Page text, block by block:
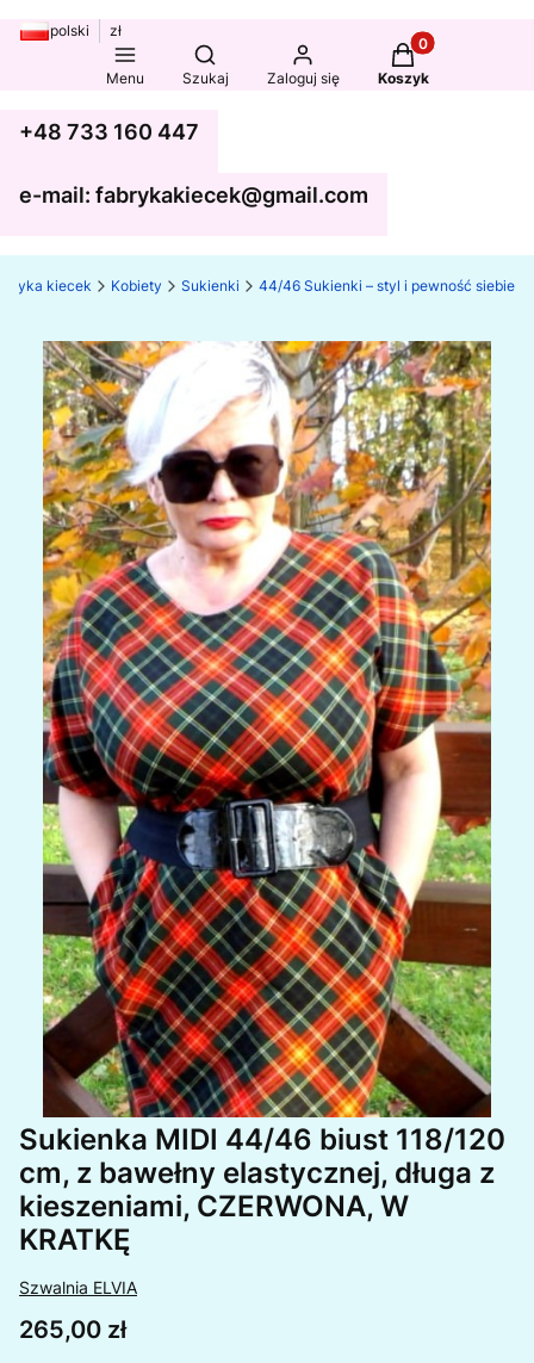
polski zł
Menu
Otwórz wyszukiwarkę
Szukaj Zaloguj się
Produkty w
Koszyk
+48 733 160 447
e-mail: fabrykakiecek@gmail.com
kiecek Kobiety Sukienki 44/46 Sukienki – styl i pewność siebie
Sukienka MIDI 44/46 biust 118/120
cm, z bawełny elastycznej, długa z
kieszeniami, CZERWONA, W
KRATKĘ
Szwalnia ELVIA
Cena
265,00 zł